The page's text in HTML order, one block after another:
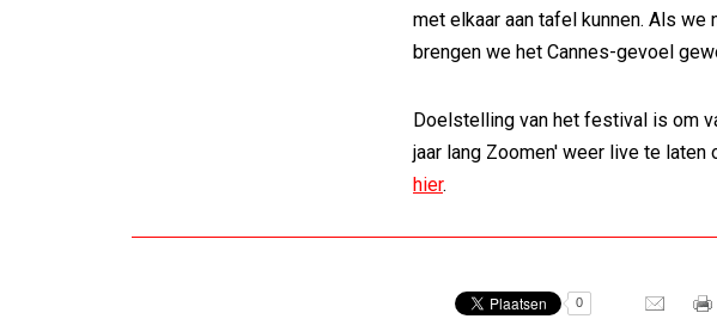
met elkaar aan tafel kunnen. Als we
brengen we het Cannes-gevoel
Doelstelling van het festival is om
jaar lang Zoomen' weer live te
hier.
0